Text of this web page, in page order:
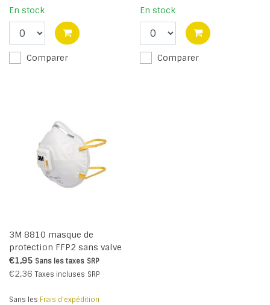
En stock
Comparer
En stock
Comparer
3M 8810 masque de
protection FFP2 sans valve
€1,95 Sans les taxes SRP
€2,36 Taxes incluses SRP
Sans les Frais d'expédition